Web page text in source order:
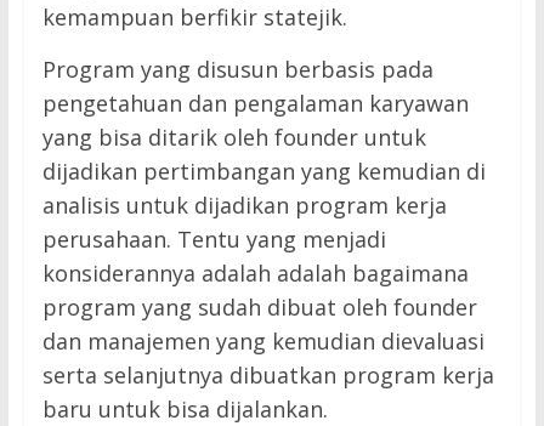
kemampuan berfikir statejik.
Program yang disusun berbasis pada
pengetahuan dan pengalaman karyawan
yang bisa ditarik oleh founder untuk
dijadikan pertimbangan yang kemudian di
analisis untuk dijadikan program kerja
perusahaan. Tentu yang menjadi
konsiderannya adalah adalah bagaimana
program yang sudah dibuat oleh founder
dan manajemen yang kemudian dievaluasi
serta selanjutnya dibuatkan program kerja
baru untuk bisa dijalankan.